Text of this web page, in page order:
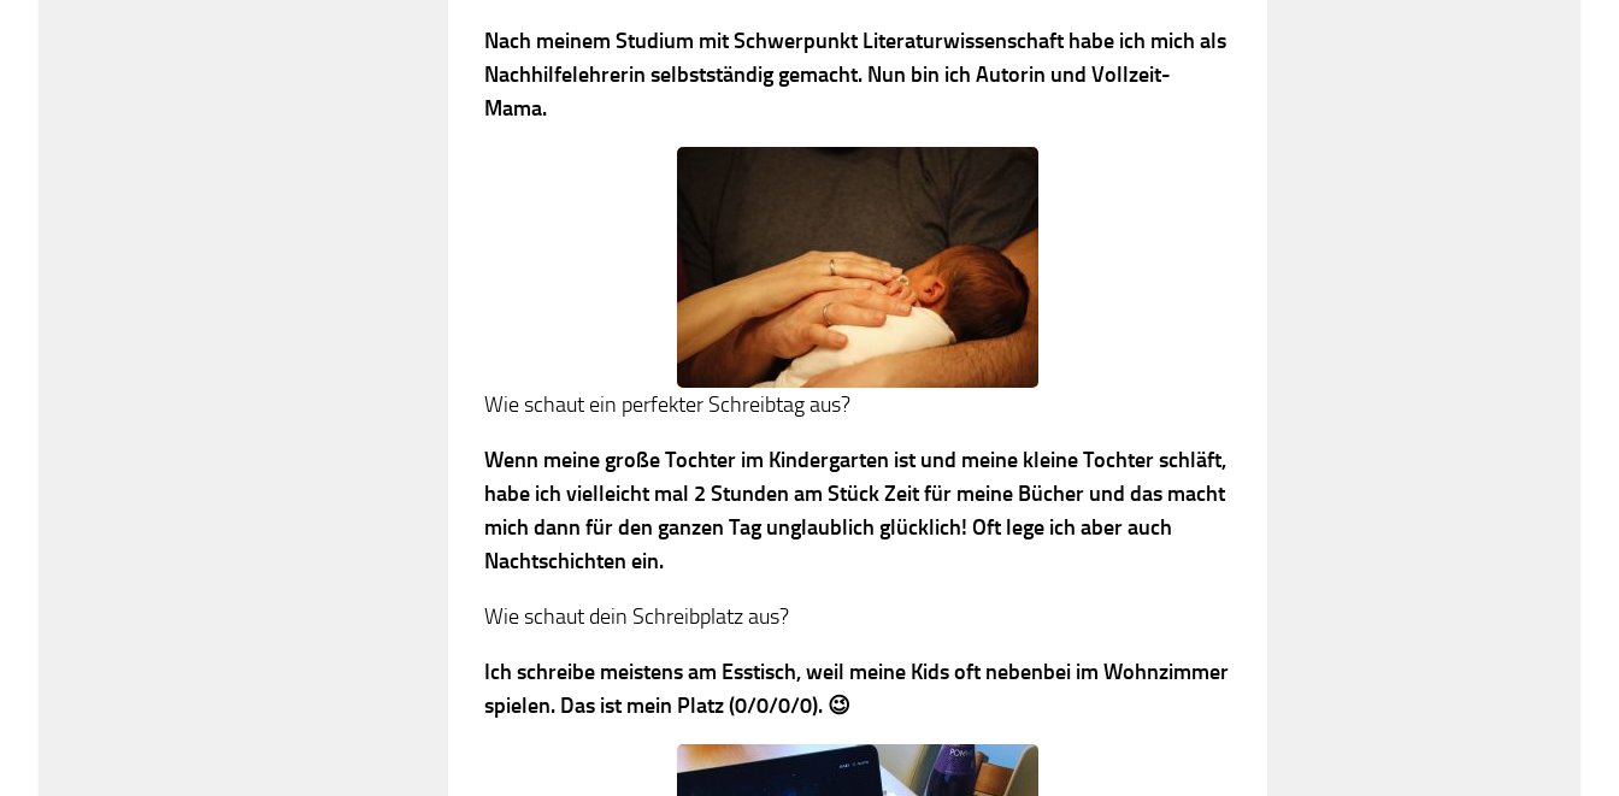
Nach meinem Studium mit Schwerpunkt Literaturwissenschaft habe ich mich als
Nachhilfelehrerin selbstständig gemacht. Nun bin ich Autorin und Vollzeit-
Mama.
Wie schaut ein perfekter Schreibtag aus?
Wenn meine große Tochter im Kindergarten ist und meine kleine Tochter schläft,
habe ich vielleicht mal 2 Stunden am Stück Zeit für meine Bücher und das macht
mich dann für den ganzen Tag unglaublich glücklich! Oft lege ich aber auch
Nachtschichten ein.
Wie schaut dein Schreibplatz aus?
Ich schreibe meistens am Esstisch, weil meine Kids oft nebenbei im Wohnzimmer
spielen. Das ist mein Platz (0/0/0/0). 😉